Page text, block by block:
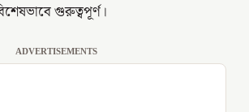
গুরুত্বপূর্ণ।
ADVERTISEMENTS